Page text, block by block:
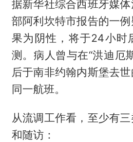
据新华社综合西班牙媒
部阿利坎特市报告的一
果为阴性，将于24小时
测。病人曾与在“洪迪厄
后于南非约翰内斯堡去
同一航班。
从流调工作看，至少有
和随访：